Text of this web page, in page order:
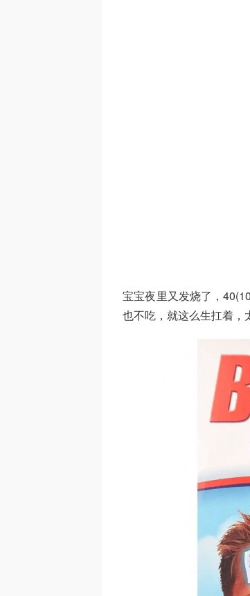
宝宝夜里又发烧了，
也不吃，就这么生扛着，